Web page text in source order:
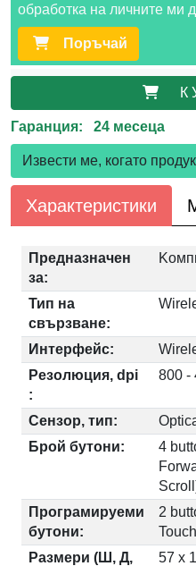
обработка на личните ми
Поръчай
К
Гаранция: 24 месеца
Извести ме, когато
Характеристики
Предназначен
за:
Тип на
свързване:
Интерфейс:
Резолюция, dpi
:
800 -
Сензор, тип:
Брой бутони:
4
Програмируеми
бутони:
2
Размери (Ш, Д,
57 x